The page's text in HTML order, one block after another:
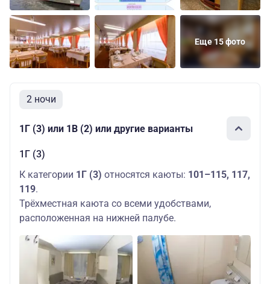
Еще 15 фото
2 ночи
1Г (3) или 1В (2) или другие варианты
1Г (3)
К категории 1Г (3) относятся каюты: 101–115, 117,
119.
Трёхместная каюта со всеми удобствами,
расположенная на нижней палубе.